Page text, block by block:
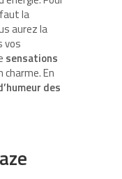
la
aurez la
vos
sensations
En
des